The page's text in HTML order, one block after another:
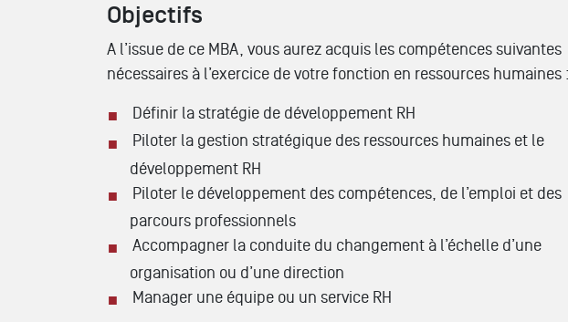
Objectifs
A l’issue de ce MBA, vous aurez acquis les compétences suivantes
nécessaires à l’exercice de votre fonction en ressources humaines :
Définir la stratégie de développement RH
Piloter la gestion stratégique des ressources humaines et le
développement RH
Piloter le développement des compétences, de l’emploi et des
parcours professionnels
Accompagner la conduite du changement à l’échelle d’une
organisation ou d’une direction
Manager une équipe ou un service RH